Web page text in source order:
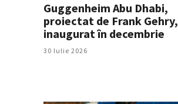
Guggenheim Abu Dhabi,
proiectat de Frank Gehry,
inaugurat în decembrie
30 Iulie 2026